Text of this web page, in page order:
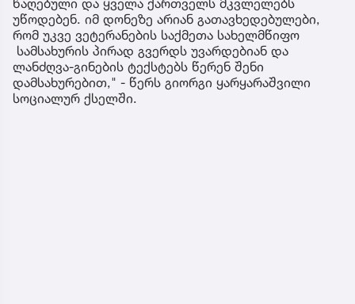
უწოდებენ. იმ დონეზე არიან გათავხედებულები,
რომ უკვე ვეტერანების საქმეთა სახელმწიფო
სამსახურის პირად გვერდს უვარდებიან და
ლანძღვა-გინების ტექსტებს წერენ შენი
დამსახურებით," - წერს გიორგი ყარყარაშვილი
სოციალურ ქსელში.